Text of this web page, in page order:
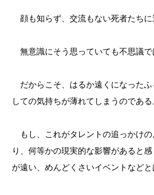
顔も知らず、交流もない死者たちに
無意識にそう思っていても不思議で
だからこそ、はるか遠くになった
しての気持ちが薄れてしまうのである
もし、これがタレントの追っかけ
り、何等かの現実的な影響があると
が遠い、めんどくさいイベントなどと